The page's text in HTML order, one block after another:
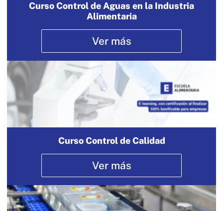
Curso Control de Aguas en la Industria
Alimentaria
Ver más
Curso Control de Calidad
Ver más